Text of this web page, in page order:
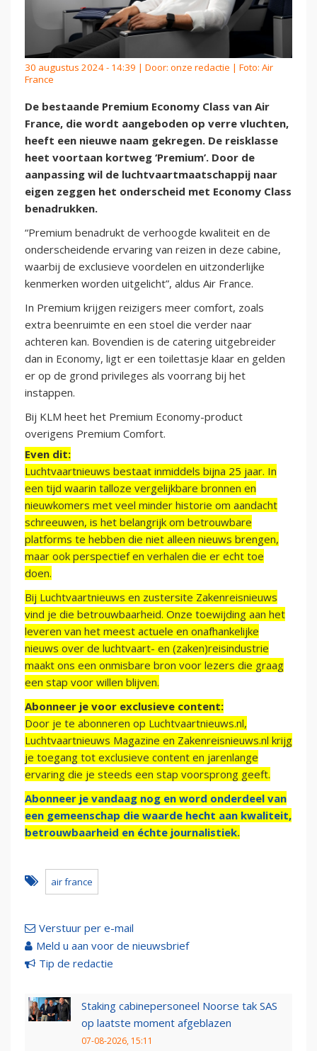
30 augustus 2024 - 14:39 | Door: onze redactie | Foto: Air
France
De bestaande Premium Economy Class van Air
France, die wordt aangeboden op verre vluchten,
heeft een nieuwe naam gekregen. De reisklasse
heet voortaan kortweg ‘Premium’. Door de
aanpassing wil de luchtvaartmaatschappij naar
eigen zeggen het onderscheid met Economy Class
benadrukken.
“Premium benadrukt de verhoogde kwaliteit en de
onderscheidende ervaring van reizen in deze cabine,
waarbij de exclusieve voordelen en uitzonderlijke
kenmerken worden uitgelicht”, aldus Air France.
In Premium krijgen reizigers meer comfort, zoals
extra beenruimte en een stoel die verder naar
achteren kan. Bovendien is de catering uitgebreider
dan in Economy, ligt er een toilettasje klaar en gelden
er op de grond privileges als voorrang bij het
instappen.
Bij KLM heet het Premium Economy-product
overigens Premium Comfort.
Even dit:
Luchtvaartnieuws bestaat inmiddels bijna 25 jaar. In
een tijd waarin talloze vergelijkbare bronnen en
nieuwkomers met veel minder historie om aandacht
schreeuwen, is het belangrijk om betrouwbare
platforms te hebben die niet alleen nieuws brengen,
maar ook perspectief en verhalen die er echt toe
doen.
Bij Luchtvaartnieuws en zustersite Zakenreisnieuws
vind je die betrouwbaarheid. Onze toewijding aan het
leveren van het meest actuele en onafhankelijke
nieuws over de luchtvaart- en (zaken)reisindustrie
maakt ons een onmisbare bron voor lezers die graag
een stap voor willen blijven.
Abonneer je voor exclusieve content:
Door je te abonneren op Luchtvaartnieuws.nl,
Luchtvaartnieuws Magazine en Zakenreisnieuws.nl krijg
je toegang tot exclusieve content en jarenlange
ervaring die je steeds een stap voorsprong geeft.
Abonneer je vandaag nog en word onderdeel van
een gemeenschap die waarde hecht aan kwaliteit,
betrouwbaarheid en échte journalistiek.
air france
Verstuur per e-mail
Meld u aan voor de nieuwsbrief
Tip de redactie
Staking cabinepersoneel Noorse tak SAS
op laatste moment afgeblazen
07-08-2026, 15:11